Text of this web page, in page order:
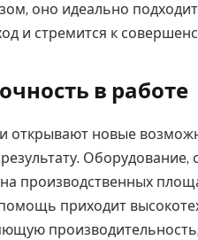
оно идеально подходит
и стремится к
в работе
открывают новые
производственных
приходит